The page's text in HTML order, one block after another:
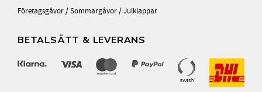
Företagsgåvor / Sommargåvor / Julklappar
BETALSÄTT & LEVERANS